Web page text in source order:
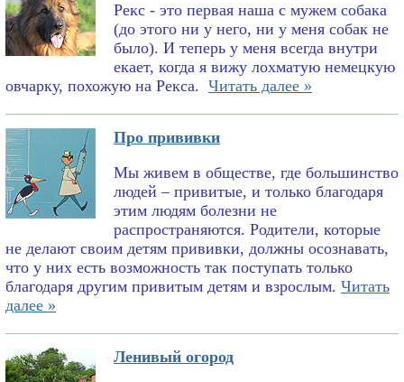
Рекс - это первая наша с мужем собака
(до этого ни у него, ни у меня собак не
было). И теперь у меня всегда внутри
екает, когда я вижу лохматую немецкую
овчарку, похожую на Рекса. Читать далее »
Про прививки
Мы живем в обществе, где большинство
людей – привитые, и только благодаря
этим людям болезни не
распространяются. Родители, которые
не делают своим детям прививки, должны осознавать,
что у них есть возможность так поступать только
благодаря другим привитым детям и взрослым. Читать
далее »
Ленивый огород